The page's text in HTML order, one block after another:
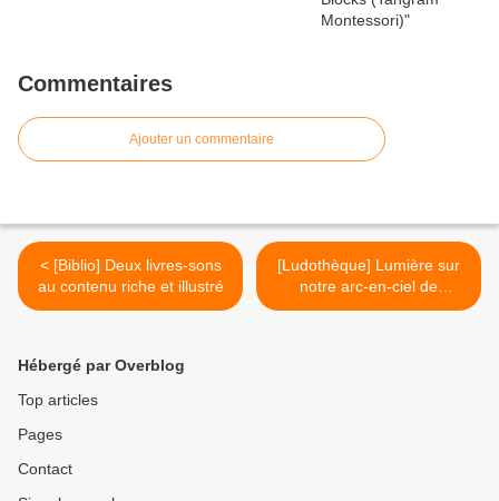
Commentaires
Ajouter un commentaire
< [Biblio] Deux livres-sons
au contenu riche et illustré
[Ludothèque] Lumière sur
notre arc-en-ciel de
Grimm's, entre construction
Hébergé par Overblog
Top articles
Pages
Contact